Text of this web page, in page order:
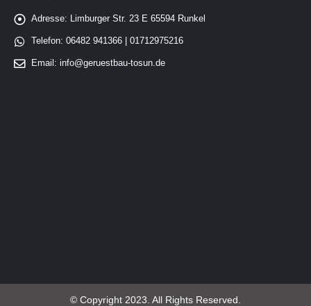
Adresse: Limburger Str. 23 E 65594 Runkel
Telefon: 06482 941366 | 01712975216
Email: info@geruestbau-tosun.de
© Copyright 2023. All Rights Reserved.